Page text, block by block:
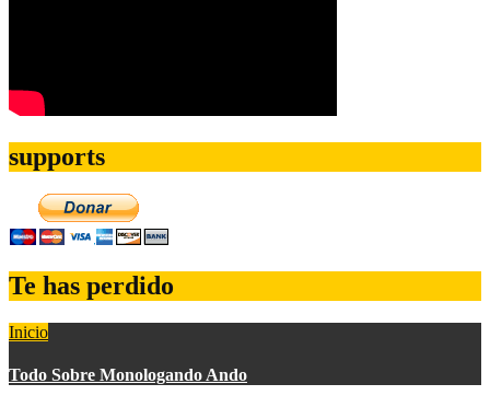
supports
Te has perdido
Inicio
Todo Sobre Monologando Ando